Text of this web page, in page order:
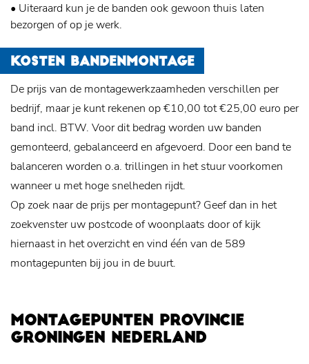
• Uiteraard kun je de banden ook gewoon thuis laten
bezorgen of op je werk.
KOSTEN BANDENMONTAGE
De prijs van de montagewerkzaamheden verschillen per
bedrijf, maar je kunt rekenen op €10,00 tot €25,00 euro per
band incl. BTW. Voor dit bedrag worden uw banden
gemonteerd, gebalanceerd en afgevoerd. Door een band te
balanceren worden o.a. trillingen in het stuur voorkomen
wanneer u met hoge snelheden rijdt.
Op zoek naar de prijs per montagepunt? Geef dan in het
zoekvenster uw postcode of woonplaats door of kijk
hiernaast in het overzicht en vind één van de 589
montagepunten bij jou in de buurt.
MONTAGEPUNTEN PROVINCIE
GRONINGEN NEDERLAND